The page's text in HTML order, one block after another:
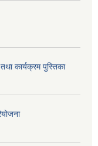
कार्यक्रम पुस्तिका